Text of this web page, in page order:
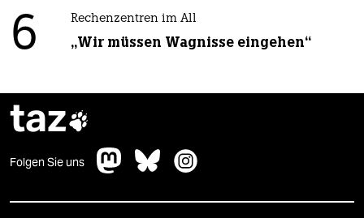
6 Rechenzentren im All
„Wir müssen Wagnisse eingehen“
taz
Folgen Sie uns